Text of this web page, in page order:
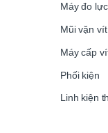
Máy đo
Mũi vặn
Máy cấp
Phối kiện
Linh kiện